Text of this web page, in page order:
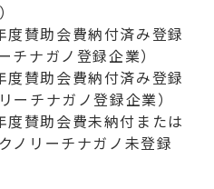
賛助会費納付済み登録
チナガノ登録企業）
賛助会費納付済み登録
ーチナガノ登録企業）
賛助会費未納付または
ノリーチナガノ未登録